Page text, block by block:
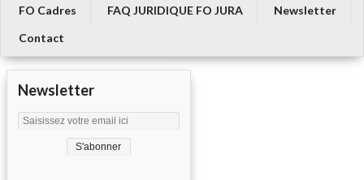
FO Cadres
FAQ JURIDIQUE FO JURA
Newsletter
Contact
Newsletter